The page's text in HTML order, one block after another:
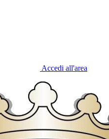
Accedi all'area